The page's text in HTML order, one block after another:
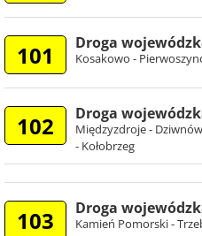
101 Droga
Kosakowo -
102 Droga
Międzyzdroje -
- Kołobrzeg
103 Droga
Kamień Pomorski -